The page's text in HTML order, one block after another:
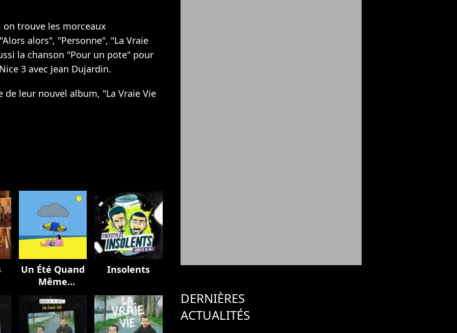
trouve les morceaux
alors", "Personne", "La Vraie
la chanson "Pour un pote" pour
3 avec Jean Dujardin.
leur nouvel album, "La Vraie Vie
Un Été Quand
Même
(BIGFLO & Oli
et Bon
Entendeur)
Insolents
DERNIÈRES
ACTUALITÉS